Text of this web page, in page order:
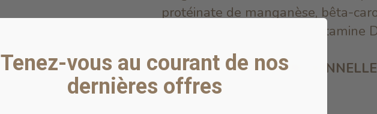
protéinate de manganèse, bêta-
thiamine, supplément de vitamine
INFORMATION NUTRITIONNELLE
Tenez-vous au courant de nos
dernières offres